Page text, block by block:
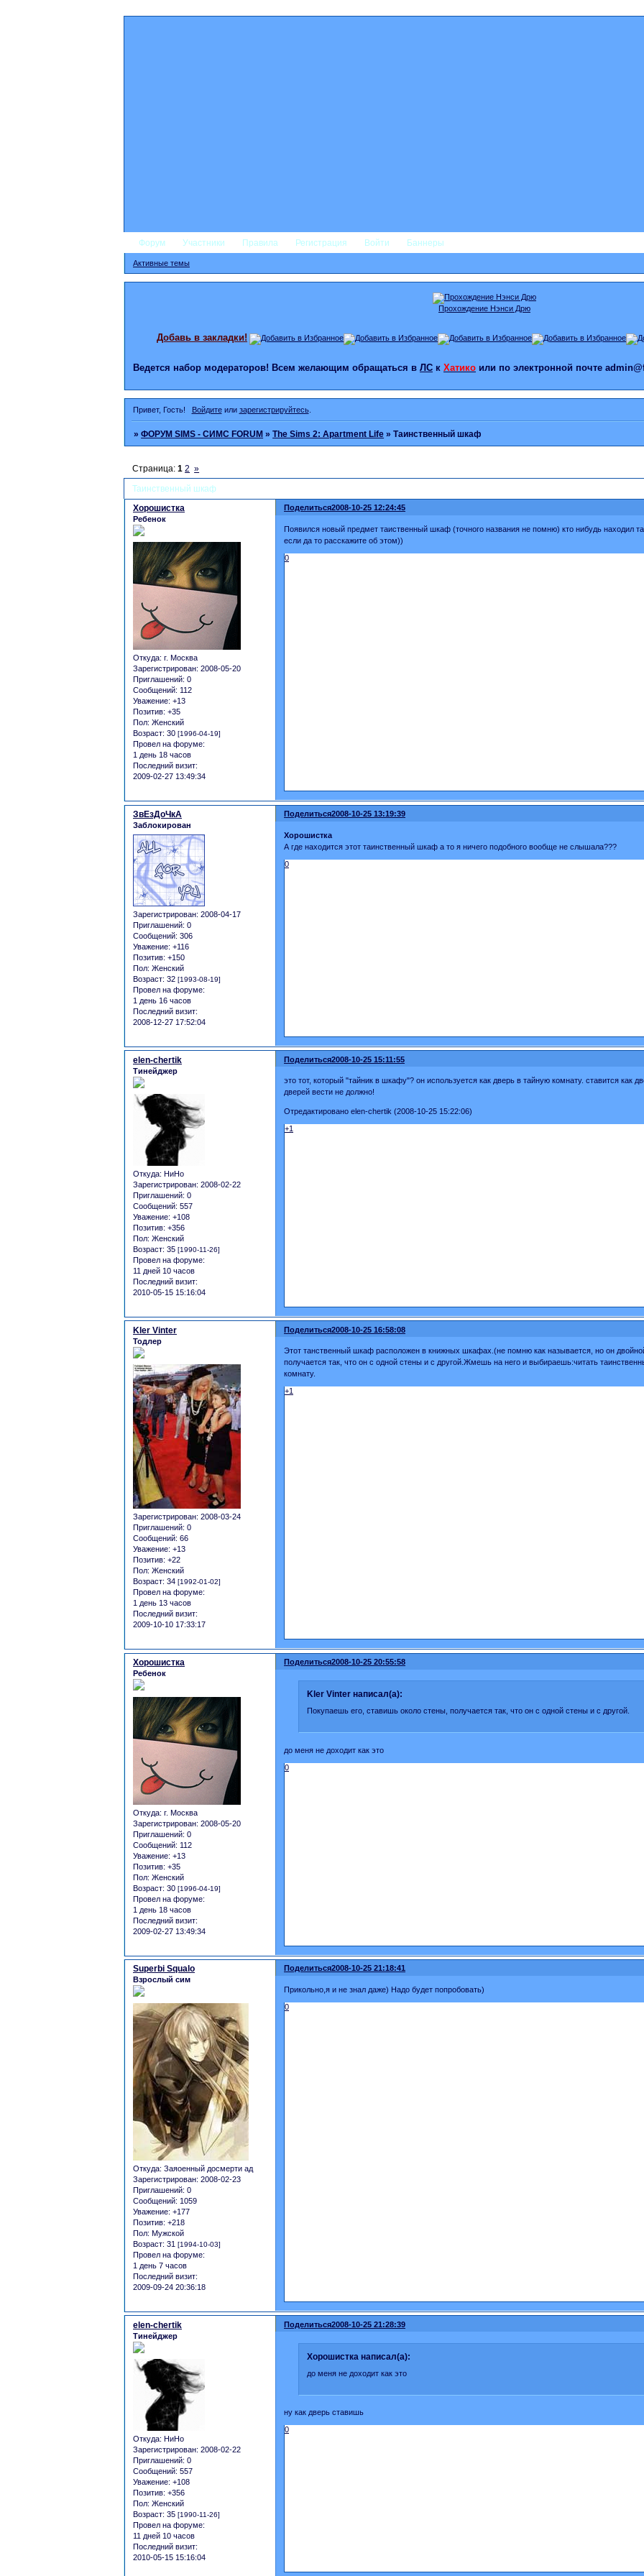
Форум Участники Правила Регистрация Войти Баннеры
Активные темы
Прохождение Нэнси Дрю
Добавь в закладки!
Ведется набор модераторов! Всем желающим обращаться в ЛС к Хатико или по электронной почте
Привет, Гость! Войдитеили зарегистрируйтесь.
»ФОРУМ SIMS - СИМС FORUM »The Sims 2: Apartment Life »Таинственный шкаф
Таинственный шкаф
Страница:1 2 »
Поделиться2008-10-25 12:24:45
Хорошистка
Ребенок
Откуда: г. Москва
Зарегистрирован: 2008-05-20
Приглашений: 0
Сообщений: 112
Уважение: +13
Позитив: +35
Пол: Женский
Возраст: 30 [1996-04-19]
Провел на форуме:
1 день 18 часов
Последний визит:
2009-02-27 13:49:34
Появился новый предмет таиственный шкаф (точного названия не помню) кто нибудь находил
если да то расскажите об этом))
0
Поделиться2008-10-25 13:19:39
ЗвЕзДоЧкА
Заблокирован
Зарегистрирован: 2008-04-17
Приглашений: 0
Сообщений: 306
Уважение: +116
Позитив: +150
Пол: Женский
Возраст: 32 [1993-08-19]
Провел на форуме:
1 день 16 часов
Последний визит:
2008-12-27 17:52:04
Хорошистка
А где находится этот таинственный шкаф а то я ничего подобного вообще не слышала???
0
Поделиться2008-10-25 15:11:55
elen-chertik
Тинейджер
Откуда: НиНо
Зарегистрирован: 2008-02-22
Приглашений: 0
Сообщений: 557
Уважение: +108
Позитив: +356
Пол: Женский
Возраст: 35 [1990-11-26]
Провел на форуме:
11 дней 10 часов
Последний визит:
2010-05-15 15:16:04
это тот, который "тайник в шкафу"? он используется как дверь в тайную комнату. ставится как
дверей вести не должно!
Отредактировано elen-chertik (2008-10-25 15:22:06)
+1
Поделиться2008-10-25 16:58:08
Kler Vinter
Тодлер
Зарегистрирован: 2008-03-24
Приглашений: 0
Сообщений: 66
Уважение: +13
Позитив: +22
Пол: Женский
Возраст: 34 [1992-01-02]
Провел на форуме:
1 день 13 часов
Последний визит:
2009-10-10 17:33:17
Этот танственный шкаф расположен в книжных шкафах.(не помню как называется, но он
получается так, что он с одной стены и с другой.Жмешь на него и выбираешь:читать
комнату.
+1
Поделиться2008-10-25 20:55:58
Хорошистка
Ребенок
Откуда: г. Москва
Зарегистрирован: 2008-05-20
Приглашений: 0
Сообщений: 112
Уважение: +13
Позитив: +35
Пол: Женский
Возраст: 30 [1996-04-19]
Провел на форуме:
1 день 18 часов
Последний визит:
2009-02-27 13:49:34
Kler Vinter написал(а):
Покупаешь его, ставишь около стены, получается так, что он с одной стены и с другой.
до меня не доходит как это
0
Поделиться2008-10-25 21:18:41
Superbi Squalo
Взрослый сим
Откуда: Заяоенный досмерти ад
Зарегистрирован: 2008-02-23
Приглашений: 0
Сообщений: 1059
Уважение: +177
Позитив: +218
Пол: Мужской
Возраст: 31 [1994-10-03]
Провел на форуме:
1 день 7 часов
Последний визит:
2009-09-24 20:36:18
Прикольно,я и не знал даже) Надо будет попробовать)
0
Поделиться2008-10-25 21:28:39
elen-chertik
Тинейджер
Откуда: НиНо
Зарегистрирован: 2008-02-22
Приглашений: 0
Сообщений: 557
Уважение: +108
Позитив: +356
Пол: Женский
Возраст: 35 [1990-11-26]
Провел на форуме:
11 дней 10 часов
Последний визит:
2010-05-15 15:16:04
Хорошистка написал(а):
до меня не доходит как это
ну как дверь ставишь
0